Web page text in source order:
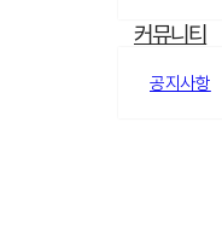
커뮤니티
공지사항